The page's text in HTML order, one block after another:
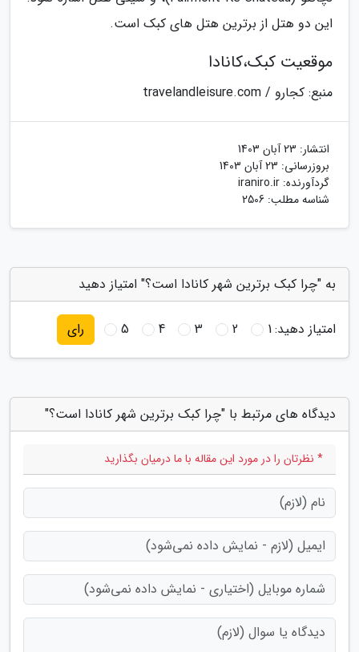
این دو هتل از برترین هتل های کبک است.
موقعیت کبک،کانادا
منبع: کجارو / travelandleisure.com
انتشار: 23 آبان 1403
بروزرسانی: 23 آبان 1403
گردآورنده: iraniro.ir
شناسه مطلب: 2506
به "چرا کبک برترین شهر کانادا است؟" امتیاز دهید
امتیاز دهید:1
2
3
4
5 رای
دیدگاه های مرتبط با "چرا کبک برترین شهر کانادا است؟"
* نظرتان را در مورد این مقاله با ما درمیان بگذارید